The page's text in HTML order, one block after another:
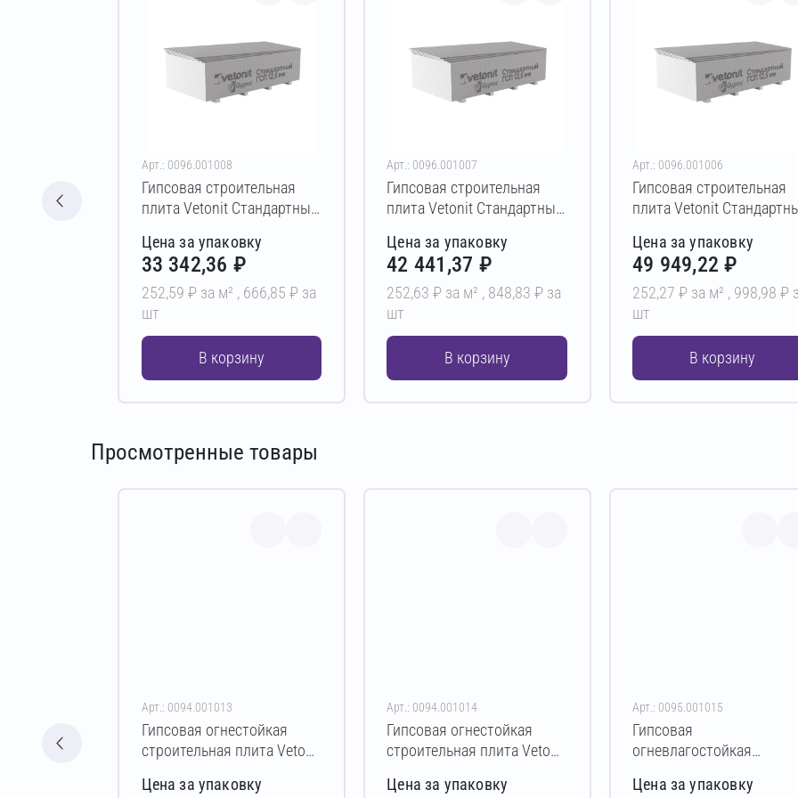
Арт.: 0096.001008
Гипсовая строительная
плита Vetonit Стандартный
Цена за упаковку
33 342,36 ₽
252,59 ₽ за м² , 666,85 ₽ за
шт
В корзину
Арт.: 0096.001007
Гипсовая строительная
плита Vetonit Стандартный
Цена за упаковку
42 441,37 ₽
252,63 ₽ за м² , 848,83 ₽ за
шт
В корзину
Арт.: 0096.001006
Гипсовая строительная
плита Vetonit
Цена за упаковку
49 949,22 ₽
252,27 ₽ за м² , 998,98 ₽
шт
В корзину
Просмотренные товары
Арт.: 0094.001013
Гипсовая огнестойкая
строительная плита Vetonit
12,5х1200х2800 мм (ПРО)
Цена за упаковку
Арт.: 0094.001014
Гипсовая огнестойкая
строительная плита Vetonit
15х1200х2500 мм (ПРО)
Цена за упаковку
Арт.: 0095.001015
Гипсовая
огневлагостойкая
Огневлагостойкий
Цена за упаковку